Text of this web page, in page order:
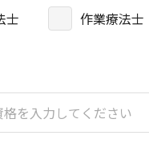
士 作業療法士